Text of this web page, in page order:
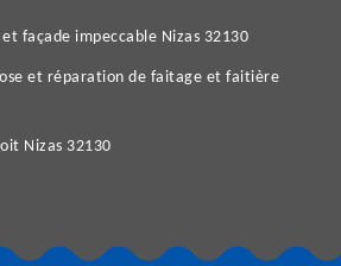
façade impeccable Nizas 32130
et réparation de faitage et faitière
Nizas 32130